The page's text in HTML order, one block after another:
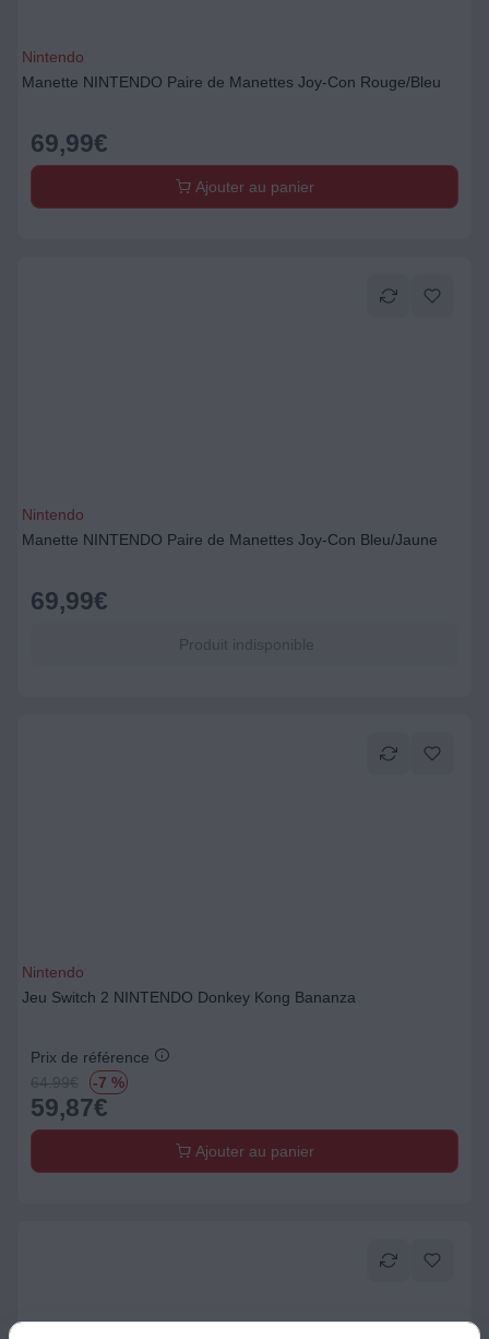
Nintendo
Manette NINTENDO Paire de Manettes Joy-Con Rouge/Bleu
69,99€
Ajouter au panier
Nintendo
Manette NINTENDO Paire de Manettes Joy-Con Bleu/Jaune
69,99€
Produit indisponible
Nintendo
Jeu Switch 2 NINTENDO Donkey Kong Bananza
Prix de référence
64.99€ -7 %
59,87€
Ajouter au panier